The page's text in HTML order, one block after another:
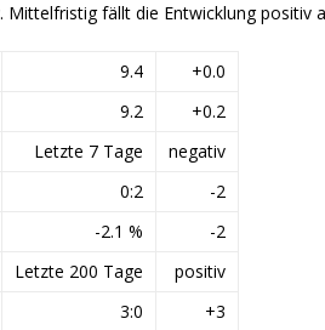
Mittelfristig fällt die Entwicklung positiv
9.4
+0.0
9.2
+0.2
Letzte 7 Tage
negativ
0:2
-2
-2.1 %
-2
Letzte 200 Tage
positiv
3:0 +3